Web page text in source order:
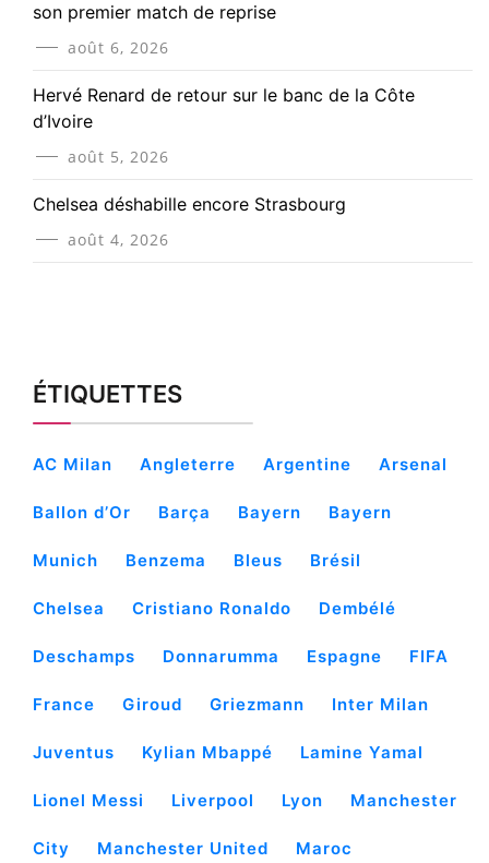
son premier match de reprise
août 6, 2026
Hervé Renard de retour sur le banc de la Côte
d’Ivoire
août 5, 2026
Chelsea déshabille encore Strasbourg
août 4, 2026
ÉTIQUETTES
AC Milan Angleterre Argentine Arsenal
Ballon d’Or Barça Bayern Bayern
Munich Benzema Bleus Brésil
Chelsea Cristiano Ronaldo Dembélé
Deschamps Donnarumma Espagne FIFA
France Giroud Griezmann Inter Milan
Juventus Kylian Mbappé Lamine Yamal
Lionel Messi Liverpool Lyon Manchester
City Manchester United Maroc